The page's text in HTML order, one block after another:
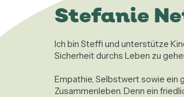
Stefanie
Ich bin Steffi und unterstütze
Sicherheit durchs Leben zu
Empathie, Selbstwert sowie ein
Zusammenleben. Denn ein